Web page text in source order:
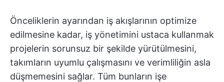
Önceliklerin ayarından iş akışlarının optimize
edilmesine kadar, iş yönetimini ustaca kullanmak
projelerin sorunsuz bir şekilde yürütülmesini,
takımların uyumlu çalışmasını ve verimliliğin asla
düşmemesini sağlar. Tüm bunların işe